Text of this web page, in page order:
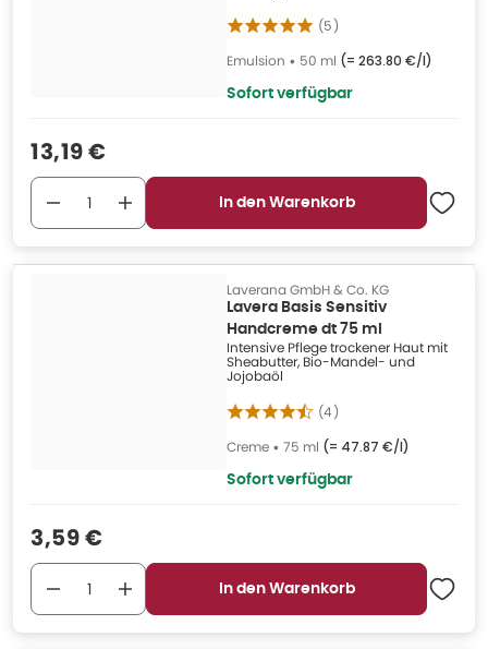
(5)
Emulsion • 50 ml (= 263.80 €/l)
Sofort verfügbar
Verkaufspreis
13,19 €
In den Warenkorb
Laverana GmbH & Co. KG
Lavera Basis Sensitiv
Handcreme dt 75 ml
Intensive Pflege trockener Haut mit
Sheabutter, Bio-Mandel- und
Jojobaöl
(4)
Creme • 75 ml (= 47.87 €/l)
Sofort verfügbar
Verkaufspreis
3,59 €
In den Warenkorb